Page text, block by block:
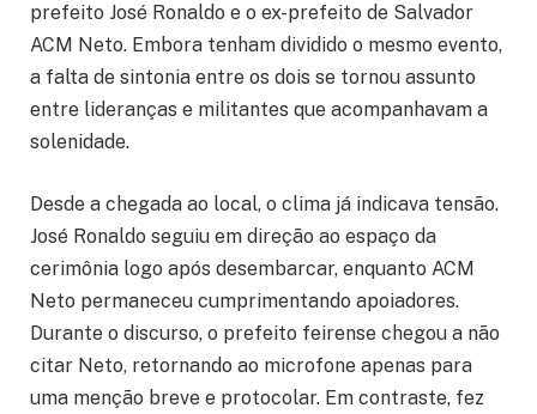
prefeito José Ronaldo e o ex-prefeito de Salvador
ACM Neto. Embora tenham dividido o mesmo evento,
a falta de sintonia entre os dois se tornou assunto
entre lideranças e militantes que acompanhavam a
solenidade.
Desde a chegada ao local, o clima já indicava tensão.
José Ronaldo seguiu em direção ao espaço da
cerimônia logo após desembarcar, enquanto ACM
Neto permaneceu cumprimentando apoiadores.
Durante o discurso, o prefeito feirense chegou a não
citar Neto, retornando ao microfone apenas para
uma menção breve e protocolar. Em contraste, fez